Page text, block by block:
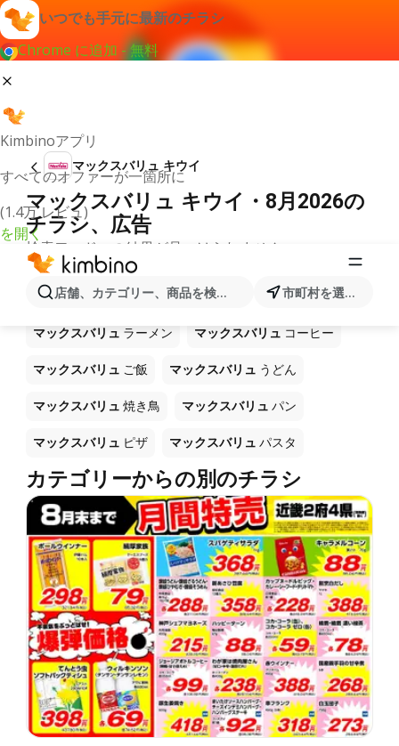
いつでも手元に最新のチラシ
Chrome に追加 - 無料
Kimbinoアプリ
すべてのオファーが一箇所に
(1.4万 レビュ)
を開く
店舗、カテゴリー、商品を検索... 市町村を選択します
マックスバリュ キウイ
マックスバリュ キウイ・8月2026の
チラシ、広告
検索ワードへの結果が見つけられません。
ショップ マックスバリュ で販売中
の他製品
マックスバリュ ラーメン マックスバリュ コーヒー
マックスバリュ ご飯 マックスバリュ うどん
マックスバリュ 焼き鳥 マックスバリュ パン
マックスバリュ ピザ マックスバリュ パスタ
カテゴリーからの別のチラシ